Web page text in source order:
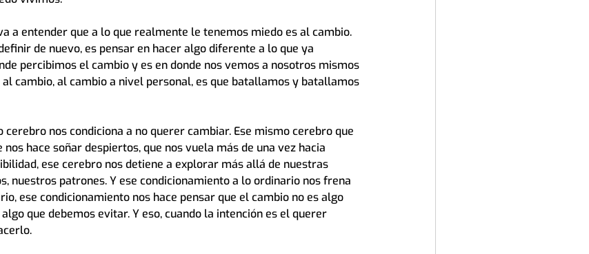
a entender que a lo que realmente le tenemos miedo es al cambio.
de nuevo, es pensar en hacer algo diferente a lo que ya
percibimos el cambio y es en donde nos vemos a nosotros mismos
al cambio, al cambio a nivel personal, es que batallamos y batallamos
nos condiciona a no querer cambiar. Ese mismo cerebro que
nos hace soñar despiertos, que nos vuela más de una vez hacia
ese cerebro nos detiene a explorar más allá de nuestras
nuestros patrones. Y ese condicionamiento a lo ordinario nos frena
ese condicionamiento nos hace pensar que el cambio no es algo
que debemos evitar. Y eso, cuando la intención es el querer